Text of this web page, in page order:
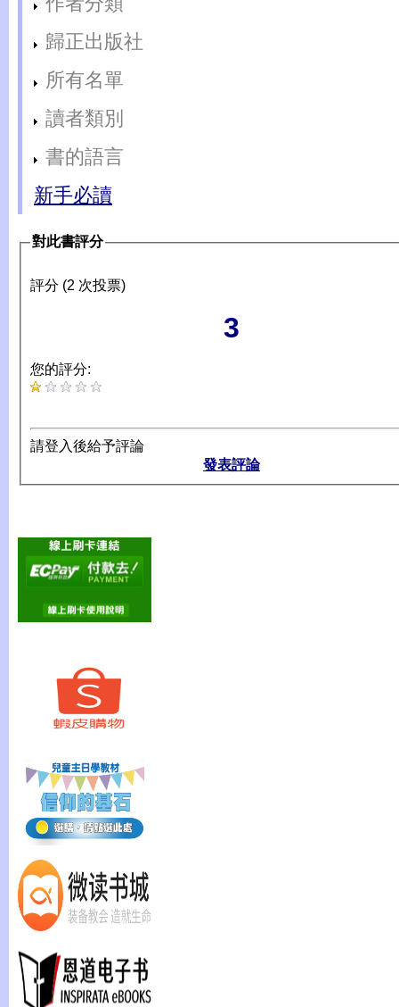
歸正出版社
所有名單
讀者類別
書的語言
新手必讀
對此書評分
評分 (2 次投票)
3
您的評分:
請登入後給予評論
發表評論